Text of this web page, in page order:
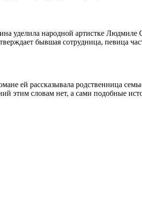
уделила народной артистке
бывшая сотрудница, певица
ей рассказывала родственница
этим словам нет, а сами подобные